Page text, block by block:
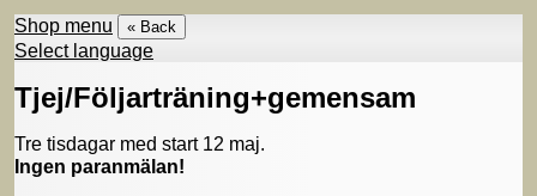
Shop menu « Back
Select language
Tjej/Följarträning+gemensam
Tre tisdagar med start 12 maj.
Ingen paranmälan!